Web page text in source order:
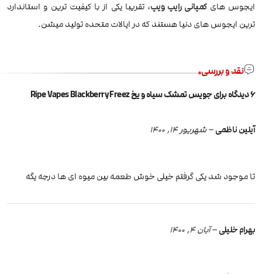
ایجوس هایکمپانی رایپ ویپ، تقریبا یکی از با کیفیت ترین و استاندارد
ترین ایجوس های دنیا هستند که در ایالات متحده تولید میشن.
نقد و بررسی
6 دیدگاه برای جویس تمشک سیاه و یخ Ripe Vapes Blackberry Freez
آیلین ناظمی– شهریور 14, 1400
تا موجود شد یکی گرفتم خیلی خوش طعمه بین میوه ای ها درجه یگه
بهرام خلیلی–آبان 4, 1400